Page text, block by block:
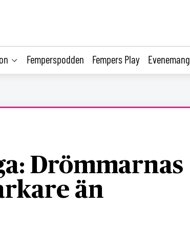
Femperspodden Fempers Play Evenemang
Drömmarnas
än